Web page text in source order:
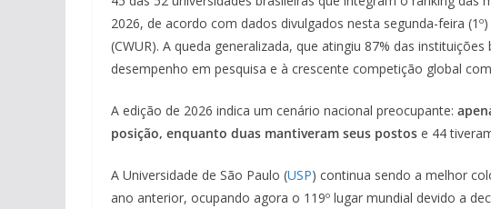
2026, de acordo com dados divulgados nesta segunda-feira
(CWUR). A queda generalizada, que atingiu 87% das
desempenho em pesquisa e à crescente competição global
A edição de 2026 indica um cenário nacional preocupante:
posição, enquanto duas mantiveram seus postos e 44
A Universidade de São Paulo (USP) continua sendo a melhor
ano anterior, ocupando agora o 119º lugar mundial devido a